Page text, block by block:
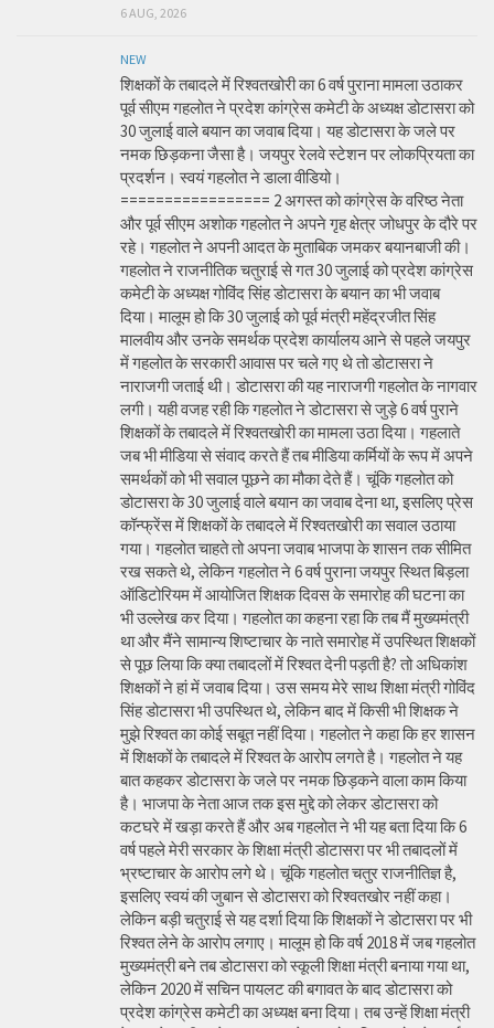
6 AUG, 2026
NEW
शिक्षकों के तबादले में रिश्वतखोरी का 6 वर्ष पुराना मामला उठाकर
पूर्व सीएम गहलोत ने प्रदेश कांग्रेस कमेटी के अध्यक्ष डोटासरा को
30 जुलाई वाले बयान का जवाब दिया। यह डोटासरा के जले पर
नमक छिड़कना जैसा है। जयपुर रेलवे स्टेशन पर लोकप्रियता का
प्रदर्शन। स्वयं गहलोत ने डाला वीडियो।
================= 2 अगस्त को कांग्रेस के वरिष्ठ नेता
और पूर्व सीएम अशोक गहलोत ने अपने गृह क्षेत्र जोधपुर के दौरे पर
रहे। गहलोत ने अपनी आदत के मुताबिक जमकर बयानबाजी की।
गहलोत ने राजनीतिक चतुराई से गत 30 जुलाई को प्रदेश कांग्रेस
कमेटी के अध्यक्ष गोविंद सिंह डोटासरा के बयान का भी जवाब
दिया। मालूम हो कि 30 जुलाई को पूर्व मंत्री महेंद्रजीत सिंह
मालवीय और उनके समर्थक प्रदेश कार्यालय आने से पहले जयपुर
में गहलोत के सरकारी आवास पर चले गए थे तो डोटासरा ने
नाराजगी जताई थी। डोटासरा की यह नाराजगी गहलोत के नागवार
लगी। यही वजह रही कि गहलोत ने डोटासरा से जुड़े 6 वर्ष पुराने
शिक्षकों के तबादले में रिश्वतखोरी का मामला उठा दिया। गहलाते
जब भी मीडिया से संवाद करते हैं तब मीडिया कर्मियों के रूप में अपने
समर्थकों को भी सवाल पूछने का मौका देते हैं। चूंकि गहलोत को
डोटासरा के 30 जुलाई वाले बयान का जवाब देना था, इसलिए प्रेस
कॉन्फ्रेंस में शिक्षकों के तबादले में रिश्वतखोरी का सवाल उठाया
गया। गहलोत चाहते तो अपना जवाब भाजपा के शासन तक सीमित
रख सकते थे, लेकिन गहलोत ने 6 वर्ष पुराना जयपुर स्थित बिड़ला
ऑडिटोरियम में आयोजित शिक्षक दिवस के समारोह की घटना का
भी उल्लेख कर दिया। गहलोत का कहना रहा कि तब मैं मुख्यमंत्री
था और मैंने सामान्य शिष्टाचार के नाते समारोह में उपस्थित शिक्षकों
से पूछ लिया कि क्या तबादलों में रिश्वत देनी पड़ती है? तो अधिकांश
शिक्षकों ने हां में जवाब दिया। उस समय मेरे साथ शिक्षा मंत्री गोविंद
सिंह डोटासरा भी उपस्थित थे, लेकिन बाद में किसी भी शिक्षक ने
मुझे रिश्वत का कोई सबूत नहीं दिया। गहलोत ने कहा कि हर शासन
में शिक्षकों के तबादले में रिश्वत के आरोप लगते है। गहलोत ने यह
बात कहकर डोटासरा के जले पर नमक छिड़कने वाला काम किया
है। भाजपा के नेता आज तक इस मुद्दे को लेकर डोटासरा को
कटघरे में खड़ा करते हैं और अब गहलोत ने भी यह बता दिया कि 6
वर्ष पहले मेरी सरकार के शिक्षा मंत्री डोटासरा पर भी तबादलों में
भ्रष्टाचार के आरोप लगे थे। चूंकि गहलोत चतुर राजनीतिज्ञ है,
इसलिए स्वयं की जुबान से डोटासरा को रिश्वतखोर नहीं कहा।
लेकिन बड़ी चतुराई से यह दर्शा दिया कि शिक्षकों ने डोटासरा पर भी
रिश्वत लेने के आरोप लगाए। मालूम हो कि वर्ष 2018 में जब गहलोत
मुख्यमंत्री बने तब डोटासरा को स्कूली शिक्षा मंत्री बनाया गया था,
लेकिन 2020 में सचिन पायलट की बगावत के बाद डोटासरा को
प्रदेश कांग्रेस कमेटी का अध्यक्ष बना दिया। तब उन्हें शिक्षा मंत्री